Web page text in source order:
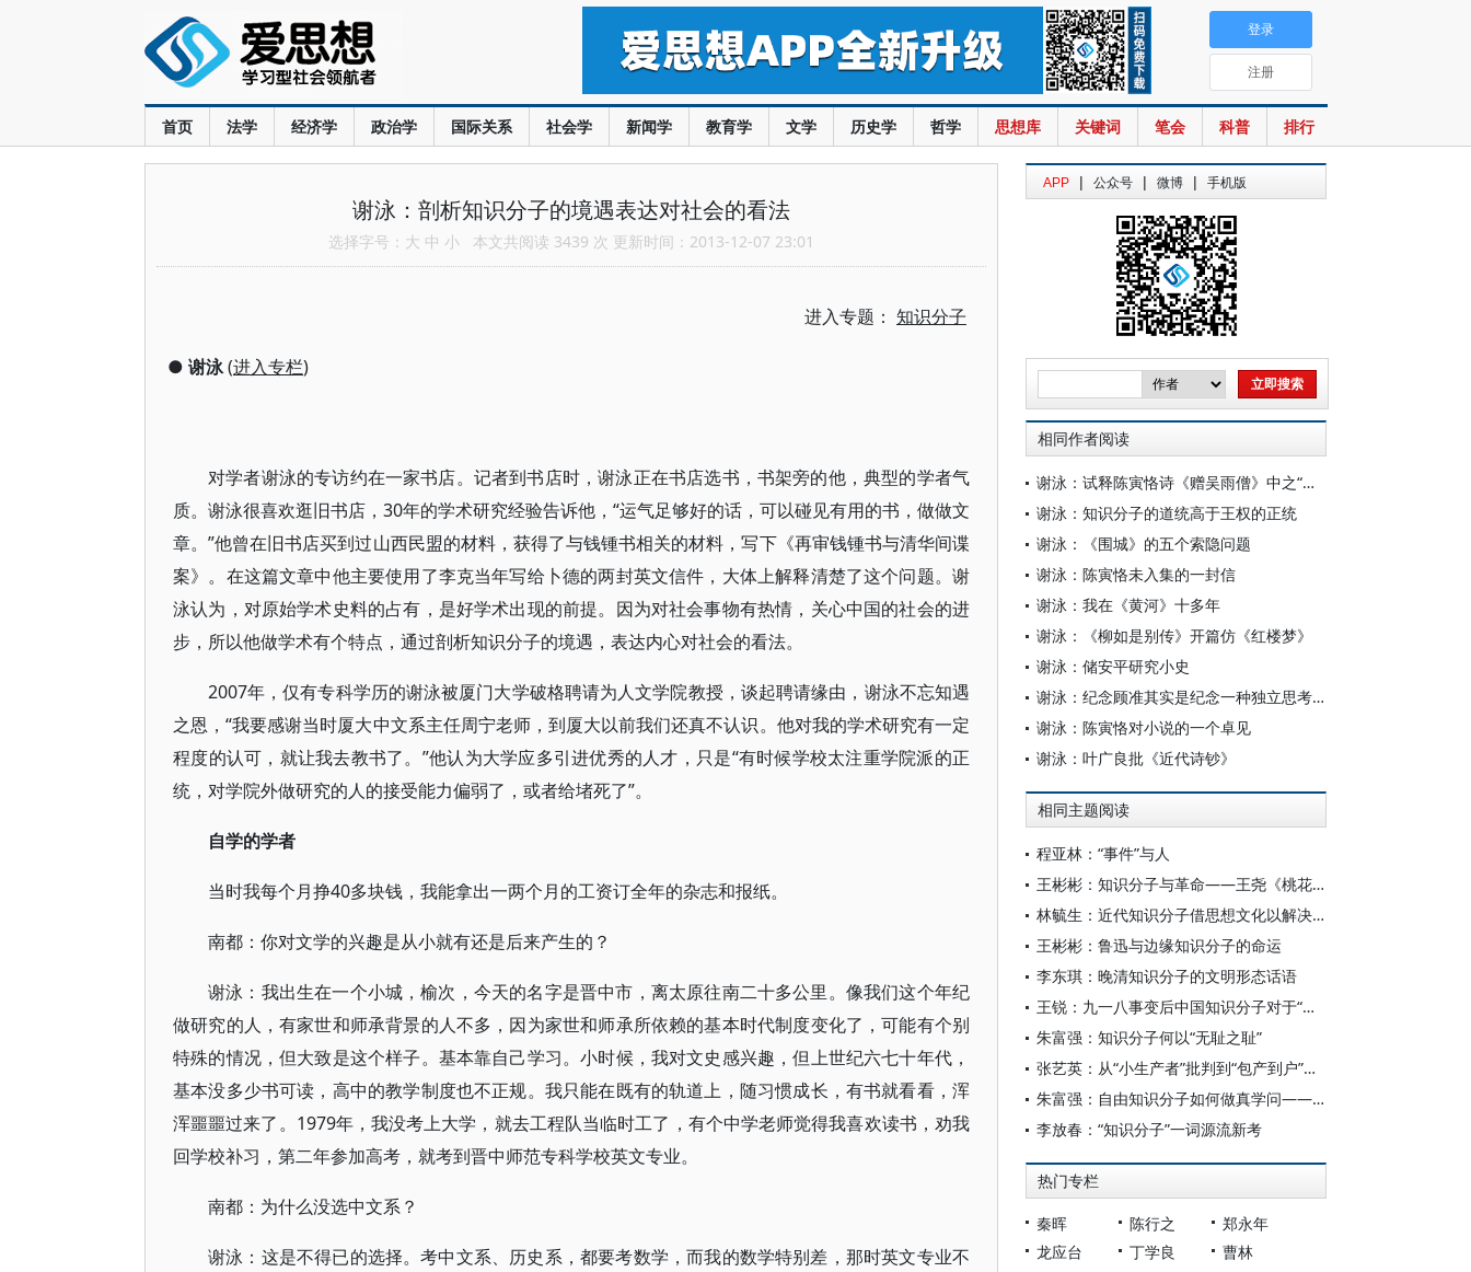
首页 法学 经济学 政治学 国际关系 社会学 新闻学 教育学 文学 历史学 哲学 思想库 关键词 笔会 科普 排行
登录
注册
谢泳：剖析知识分子的境遇表达对社会的看法
选择字号： 大 中 小 本文共阅读 3439 次 更新时间：2013-12-07 23:01
进入专题： 知识分子
● 谢泳(进入专栏)
对学者谢泳的专访约在一家书店。记者到书店时，谢泳正在书店选书，书架旁的他，典型的学者气
质。谢泳很喜欢逛旧书店，30年的学术研究经验告诉他，“运气足够好的话，可以碰见有用的书，做做文
章。”他曾在旧书店买到过山西民盟的材料，获得了与钱锺书相关的材料，写下《再审钱锺书与清华间谍
案》。在这篇文章中他主要使用了李克当年写给卜德的两封英文信件，大体上解释清楚了这个问题。谢
泳认为，对原始学术史料的占有，是好学术出现的前提。因为对社会事物有热情，关心中国的社会的进
步，所以他做学术有个特点，通过剖析知识分子的境遇，表达内心对社会的看法。
2007年，仅有专科学历的谢泳被厦门大学破格聘请为人文学院教授，谈起聘请缘由，谢泳不忘知遇
之恩，“我要感谢当时厦大中文系主任周宁老师，到厦大以前我们还真不认识。他对我的学术研究有一定
程度的认可，就让我去教书了。”他认为大学应多引进优秀的人才，只是“有时候学校太注重学院派的正
统，对学院外做研究的人的接受能力偏弱了，或者给堵死了”。
自学的学者
当时我每个月挣40多块钱，我能拿出一两个月的工资订全年的杂志和报纸。
南都：你对文学的兴趣是从小就有还是后来产生的？
谢泳：我出生在一个小城，榆次，今天的名字是晋中市，离太原往南二十多公里。像我们这个年纪
做研究的人，有家世和师承背景的人不多，因为家世和师承所依赖的基本时代制度变化了，可能有个别
特殊的情况，但大致是这个样子。基本靠自己学习。小时候，我对文史感兴趣，但上世纪六七十年代，
基本没多少书可读，高中的教学制度也不正规。我只能在既有的轨道上，随习惯成长，有书就看看，浑
浑噩噩过来了。1979年，我没考上大学，就去工程队当临时工了，有个中学老师觉得我喜欢读书，劝我
回学校补习，第二年参加高考，就考到晋中师范专科学校英文专业。
南都：为什么没选中文系？
谢泳：这是不得已的选择。考中文系、历史系，都要考数学，而我的数学特别差，那时英文专业不
APP | 公众号 | 微博 | 手机版
相同作者阅读
谢泳：试释陈寅恪诗《赠吴雨僧》中之“讵公”
谢泳：知识分子的道统高于王权的正统
谢泳：《围城》的五个索隐问题
谢泳：陈寅恪未入集的一封信
谢泳：我在《黄河》十多年
谢泳：《柳如是别传》开篇仿《红楼梦》
谢泳：储安平研究小史
谢泳：纪念顾准其实是纪念一种独立思考精神
谢泳：陈寅恪对小说的一个卓见
谢泳：叶广良批《近代诗钞》
相同主题阅读
程亚林：“事件”与人
王彬彬：知识分子与革命——王尧《桃花坞》论略
林毓生：近代知识分子借思想文化以解决问题的途径
王彬彬：鲁迅与边缘知识分子的命运
李东琪：晚清知识分子的文明形态话语
王锐：九一八事变后中国知识分子对于“现代化”的构思——《申报月刊》的相关讨论及其回响
朱富强：知识分子何以“无耻之耻”
张艺英：从“小生产者”批判到“包产到户”政策出台——兼论知识分子的历史观念对政策制定的影响
朱富强：自由知识分子如何做真学问——兼论现代经济学人的知识要求
李放春：“知识分子”一词源流新考
热门专栏
秦晖 陈行之
郑永年
龙应台
丁学良
曹林